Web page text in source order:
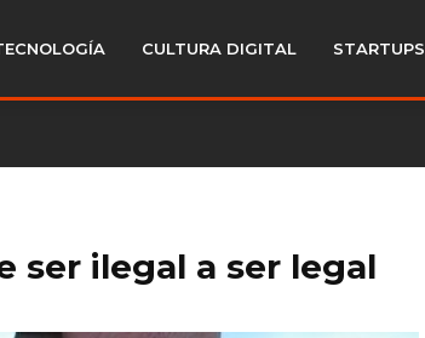
CULTURA DIGITAL STARTUPS
ser ilegal a ser legal